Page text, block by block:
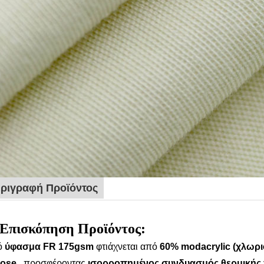
Προϊόντος
Επισκόπηση Προϊόντος:
ύφασμα FR 175gsm φτιάχνεται από 60% modacrylic